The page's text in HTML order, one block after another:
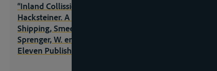
“Inland Collission Law” in Festschrift Resi
Hacksteiner. A voyage through the Law of Inland
Shipping, Smeele, F., Haak, K., Fischer, M.,
Sprenger, W. en Stevens, F. (ed.), Den Haag,
Eleven Publishing, 2020, 307-325